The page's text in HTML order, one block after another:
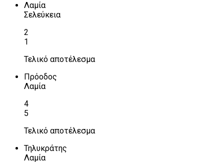
Λαμία
Σελεύκεια
2
1
Τελικό αποτέλεσμα
Πρόοδος
Λαμία
4
5
Τελικό αποτέλεσμα
Τηλυκράτης
Λαμία